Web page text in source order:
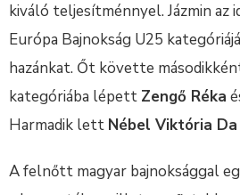
kiváló teljesítménnyel. Jázmin az
Európa Bajnokság U25
hazánkat. Őt követte
kategóriába lépett Zengő Réka
Harmadik lett Nébel Viktória
A felnőtt magyar bajnoksággal